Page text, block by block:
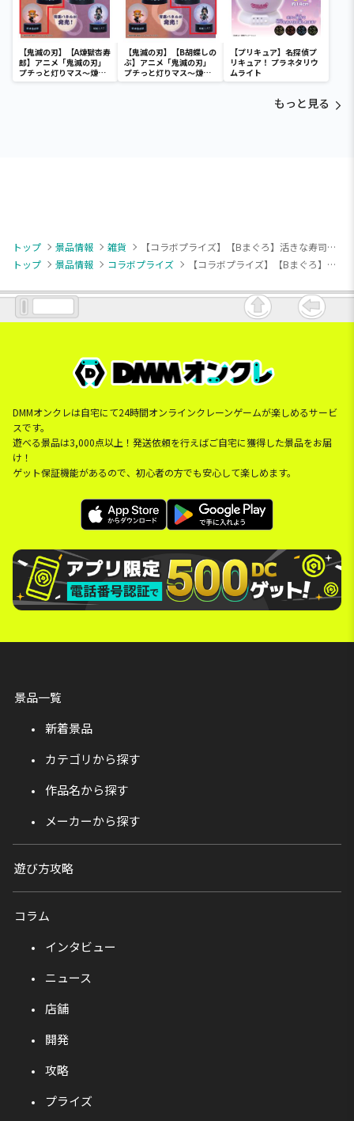
【鬼滅の刃】【A煉獄杏寿
郎】アニメ「鬼滅の刃」
プチっと灯りマス～煉獄
杏寿郎・胡蝶しのぶ～
【鬼滅の刃】【B胡蝶しの
ぶ】アニメ「鬼滅の刃」
プチっと灯りマス～煉獄
杏寿郎・胡蝶しのぶ～
【プリキュア】名探偵プ
リキュア！ プラネタリウ
ムライト
もっと見る
トップ 景品情報 雑貨
【コラボプライズ】【Bまぐろ】活きな寿司リュック
トップ
景品情報 コラボプライズ 【コラボプライズ】【Bまぐろ】活きな寿司リュック
DMMオンクレは自宅にて24時間オンラインクレーンゲームが楽しめるサービ
スです。
遊べる景品は3,000点以上！発送依頼を行えばご自宅に獲得した景品をお届
け！
ゲット保証機能があるので、初心者の方でも安心して楽しめます。
景品一覧
新着景品
カテゴリから探す
作品名から探す
メーカーから探す
遊び方攻略
コラム
インタビュー
ニュース
店舗
開発
攻略
プライズ